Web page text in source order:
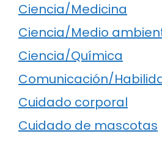
Ciencia/Medicina
Ciencia/Medio
Ciencia/Química
Comunicación/
Cuidado corporal
Cuidado de mascotas